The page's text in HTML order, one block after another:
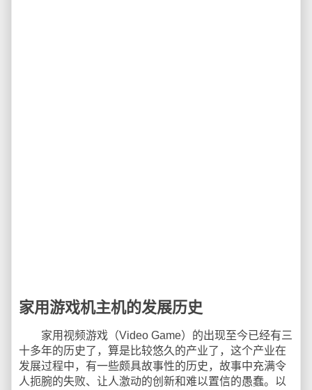
家用游戏机主机的发展历史
家用视频游戏（Video Game）的出现至今已经有三
十多年的历史了，算是比较悠久的产业了，这个产业在
发展过程中，有一些颇具故事性的历史，故事中充满令
人扼腕的失败、让人激动的创新和难以置信的愚蠢。以